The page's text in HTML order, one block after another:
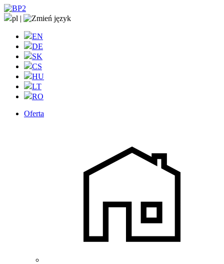
pl |
EN
DE
SK
CS
HU
LT
RO
Oferta